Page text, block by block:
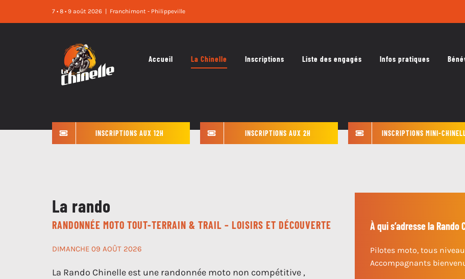
7 • 8 • 9 août 2026 Franchimont - Philippeville
Accueil La Chinelle Inscriptions Liste des engagés Infos pratiques
INSCRIPTIONS AUX 12H INSCRIPTIONS AUX 2H INSCRIPTIONS MINI-
La rando
RANDONNÉE MOTO TOUT-TERRAIN & TRAIL – LOISIRS ET DÉCOUVERTE
DIMANCHE 09 AOÛT 2026
La Rando Chinelle est une randonnée moto non compétitive ,
À qui s’adresse la Rando
Pilotes moto, tous
Accompagnants